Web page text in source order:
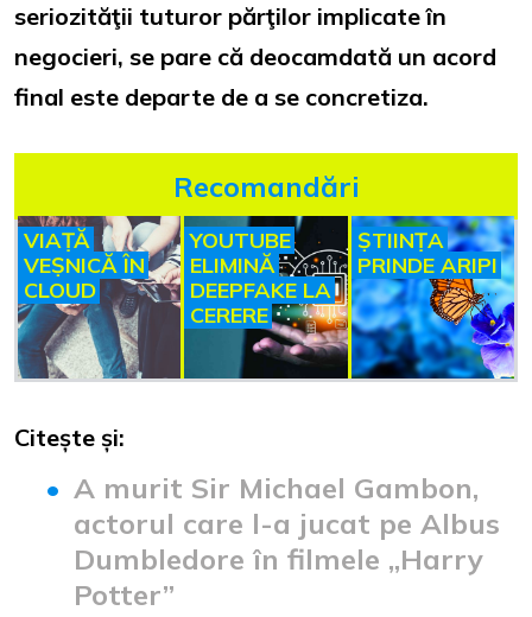
seriozităţii tuturor părţilor implicate în
negocieri, se pare că deocamdată un acord
final este departe de a se concretiza.
Recomandări
VIAȚĂ
VEȘNICĂ ÎN
CLOUD
YOUTUBE
ELIMINĂ
DEEPFAKE LA
CERERE
ȘTIINȚA
PRINDE ARIPI
Citește și:
A murit Sir Michael Gambon,
actorul care l-a jucat pe Albus
Dumbledore în filmele ,,Harry
Potter”